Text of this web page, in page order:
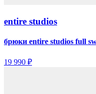
entire studios
брюки entire studios full
19 990 ₽